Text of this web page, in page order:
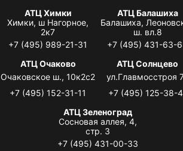
АТЦ Химки
Химки, ш Нагорное,
2к7
+7 (495) 989-21-31
АТЦ Балашиха
Балашиха,
ш. вл.8
+7 (495) 431-63-
АТЦ Очаково
Очаковское ш., 10к2с2
+7 (495) 152-31-11
АТЦ Солнцево
ул.Главмосстроя
+7 (495) 125-38-
АТЦ Зеленоград
Сосновая аллея, 4,
стр. 3
+7 (495) 431-00-33